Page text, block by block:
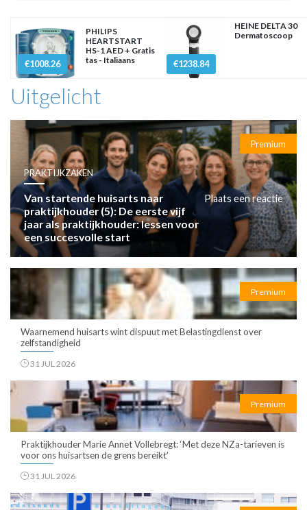
€1008.26
PHILIPS
HEARTSTART
HS-1 AED + Gratis
tas - Italiaans
€1238.84
HEINE DELTA 30
Dermatoscoop
Uitgelicht
Premium
PRAKTIJKZAKEN
Van startende huisarts naar
praktijkhouder (5): De eerste vijf
jaar als praktijkhouder: lessen voor
een succesvolle start
Plaats een reactie
Premium
Waarnemend huisarts wint dispuut met Belastingdienst over
zelfstandigheid
31 JUL 2026
Premium
Praktijkhouder Marie Annet Vollebregt: ‘Met deze NZa-tarieven is
voor ons huisartsen de grens bereikt’
31 JUL 2026